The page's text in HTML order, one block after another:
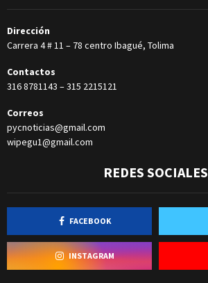
Dirección
Carrera 4 # 11 – 78 centro Ibagué, Tolima
Contactos
316 8781143 –315 2215121
Correos
pycnoticias@gmail.com
wipegu1@gmail.com
REDES SOCIALES
FACEBOOK
INSTAGRAM